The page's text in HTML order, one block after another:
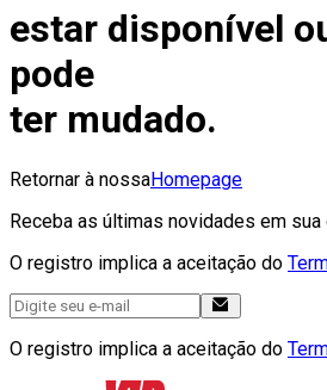
estar disponível
pode
ter mudado.
Retornar à nossaHomepage
Receba as últimas novidades em
O registro implica a aceitação do
O registro implica a aceitação do